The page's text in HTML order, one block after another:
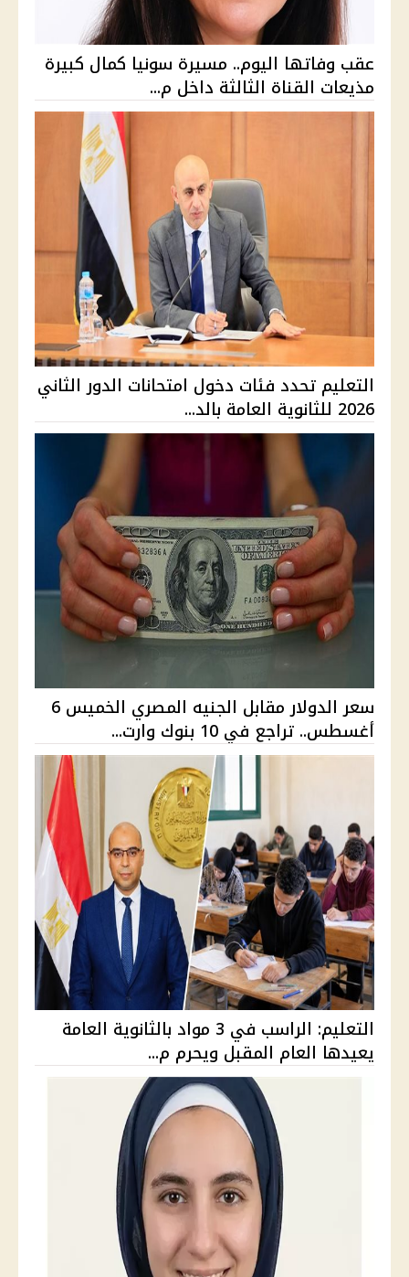
عقب وفاتها اليوم.. مسيرة سونيا كمال كبيرة
مذيعات القناة الثالثة داخل م...
التعليم تحدد فئات دخول امتحانات الدور الثاني
2026 للثانوية العامة بالد...
سعر الدولار مقابل الجنيه المصري الخميس 6
أغسطس.. تراجع في 10 بنوك وارت...
التعليم: الراسب في 3 مواد بالثانوية العامة
يعيدها العام المقبل ويحرم م...